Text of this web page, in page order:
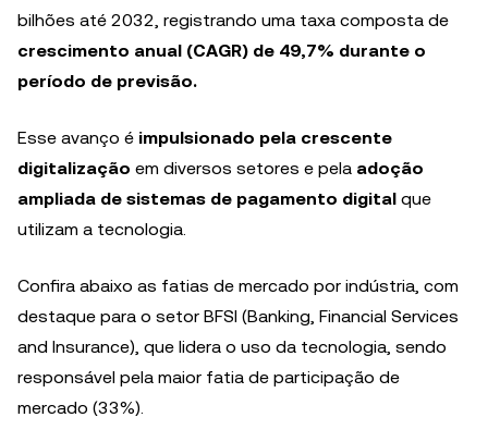
bilhões até 2032, registrando uma taxa composta de
crescimento anual (CAGR) de 49,7% durante o
período de previsão.
Esse avanço é impulsionado pela crescente
digitalização em diversos setores e pela adoção
ampliada de sistemas de pagamento digital que
utilizam a tecnologia.
Confira abaixo as fatias de mercado por indústria, com
destaque para o setor BFSI (Banking, Financial Services
and Insurance), que lidera o uso da tecnologia, sendo
responsável pela maior fatia de participação de
mercado (33%).